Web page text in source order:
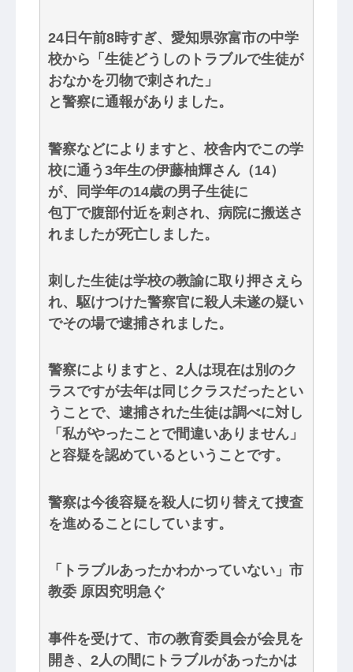
24日午前8時すぎ、愛知県弥富市の中学
校から「生徒どうしのトラブルで生徒が
おなかを刃物で刺された」
と警察に通報がありました。
警察などによりますと、校舎内でこの学
校に通う3年生の伊藤柚輝さん（14）
が、同学年の14歳の男子生徒に
包丁で腹部付近を刺され、病院に搬送さ
れましたが死亡しました。
刺した生徒は学校の教諭に取り押さえら
れ、駆けつけた警察官に殺人未遂の疑い
でその場で逮捕されました。
警察によりますと、2人は現在は別のク
ラスですが去年は同じクラスだったとい
うことで、逮捕された生徒は調べに対し
「私がやったことで間違いありません」
と容疑を認めているということです。
警察は今後容疑を殺人に切り替えて捜査
を進めることにしています。
「トラブルあったかわかっていない」市
教委 原因究明急ぐ
事件を受けて、市の教育委員会が会見を
開き、2人の間にトラブルがあったかは